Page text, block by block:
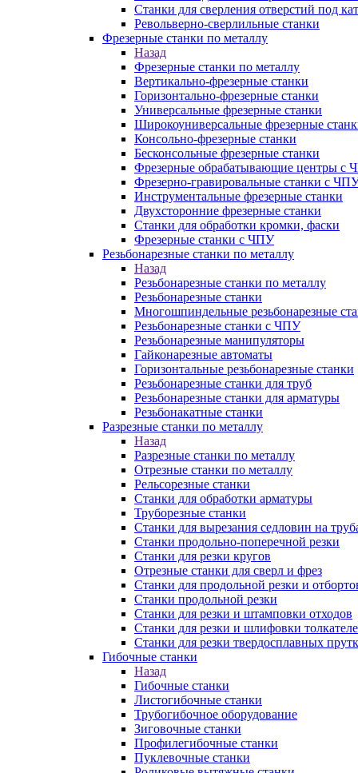
Станки для сверления отверстий под
Револьверно-сверлильные станки
Фрезерные станки по металлу
Назад
Фрезерные станки по металлу
Вертикально-фрезерные станки
Горизонтально-фрезерные станки
Универсальные фрезерные станки
Широкоуниверсальные фрезерные
Консольно-фрезерные станки
Бесконсольные фрезерные станки
Фрезерные обрабатывающие центры с
Фрезерно-гравировальные станки с
Инструментальные фрезерные станки
Двухсторонние фрезерные станки
Станки для обработки кромки, фаски
Фрезерные станки с ЧПУ
Резьбонарезные станки по металлу
Назад
Резьбонарезные станки по металлу
Резьбонарезные станки
Многошпиндельные резьбонарезные
Резьбонарезные станки с ЧПУ
Резьбонарезные манипуляторы
Гайконарезные автоматы
Горизонтальные резьбонарезные станки
Резьбонарезные станки для труб
Резьбонарезные станки для арматуры
Резьбонакатные станки
Разрезные станки по металлу
Назад
Разрезные станки по металлу
Отрезные станки по металлу
Рельсорезные станки
Станки для обработки арматуры
Труборезные станки
Станки для вырезания седловин на
Станки продольно-поперечной резки
Станки для резки кругов
Отрезные станки для сверл и фрез
Станки для продольной резки и
Станки продольной резки
Станки для резки и штамповки отходов
Станки для резки и шлифовки
Станки для резки твердосплавных
Гибочные станки
Назад
Гибочные станки
Листогибочные станки
Трубогибочное оборудование
Зиговочные станки
Профилегибочные станки
Пуклевочные станки